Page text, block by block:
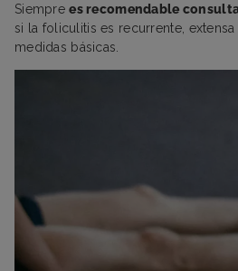
Siemprees recomendable
si la foliculitis es recurrente,
medidas básicas.